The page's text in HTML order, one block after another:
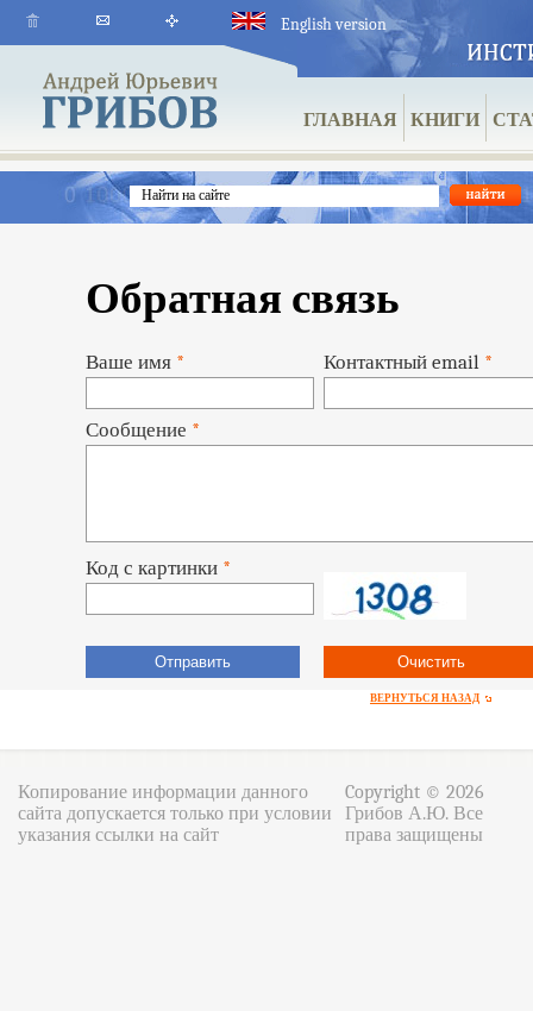
ГЛАВНАЯ КНИГИ
English version
Обратная связь
Ваше имя * Контактный email *
Сообщение *
Код с картинки *
ВЕРНУТЬСЯ НАЗАД
Копирование информации данного
сайта допускается только при условии
указания ссылки на сайт
Copyright © 2026
Грибов А.Ю. Все
права защищены